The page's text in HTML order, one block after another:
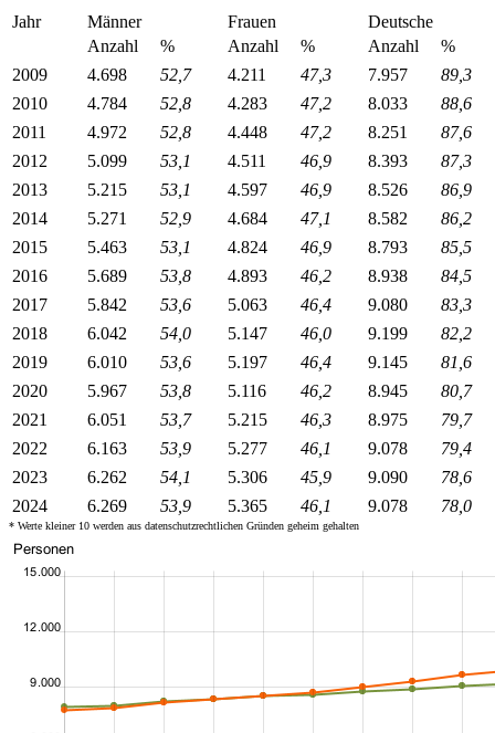
Jahr Männer Frauen
Deutsche
Anzahl
% Anzahl % Anzahl
%
2009
4.698 52,7 4.211 47,3 7.957
89,3
2010
4.784 52,8 4.283 47,2 8.033
88,6
2011
4.972 52,8 4.448 47,2 8.251
87,6
2012
5.099 53,1 4.511 46,9 8.393
87,3
2013
5.215 53,1 4.597 46,9 8.526
86,9
2014
5.271 52,9 4.684 47,1 8.582
86,2
2015
5.463 53,1 4.824 46,9 8.793
85,5
2016
5.689 53,8 4.893 46,2 8.938
84,5
2017
5.842 53,6 5.063 46,4 9.080
83,3
2018
6.042 54,0 5.147 46,0 9.199
82,2
2019
6.010 53,6 5.197 46,4 9.145
81,6
2020
5.967 53,8 5.116 46,2 8.945
80,7
2021
6.051 53,7 5.215 46,3 8.975
79,7
2022
6.163 53,9 5.277 46,1 9.078
79,4
2023
6.262 54,1 5.306 45,9 9.090
78,6
2024
6.269 53,9 5.365 46,1 9.078 78,0
* Werte kleiner 10 werden aus datenschutzrechtlichen Gründen geheim gehalten